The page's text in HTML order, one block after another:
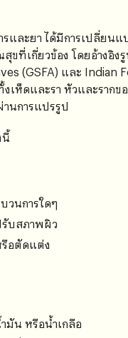
และยา ได้มีการเปลี่ยน
ขที่เกี่ยวข้อง โดยอ้างอิ
(GSFA) และ Indian
ห็ดและรา หัวและรากข
นการแปรรูป
นี้
วนการใดๆ
บสภาพผิว
อตัดแต่ง
มัน หรือน้ำเกลือ